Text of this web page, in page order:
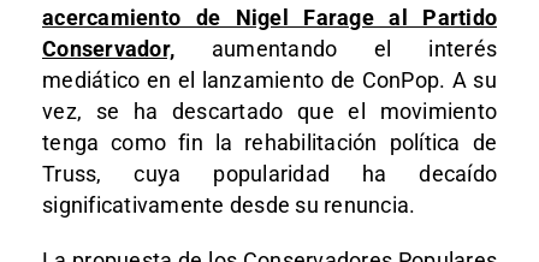
acercamiento de Nigel Farage al Partido
Conservador, aumentando el interés
mediático en el lanzamiento de ConPop. A su
vez, se ha descartado que el movimiento
tenga como fin la rehabilitación política de
Truss, cuya popularidad ha decaído
significativamente desde su renuncia.